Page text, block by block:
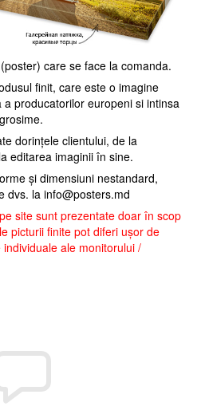
care se face la comanda.
finit, care este o imagine
producatorilor europeni si intinsa
dorințele clientului, de la
editarea imaginii în sine.
și dimensiuni nestandard,
dvs. la info@posters.md
site sunt prezentate doar în scop
picturii finite pot diferi ușor de
ale monitorului /